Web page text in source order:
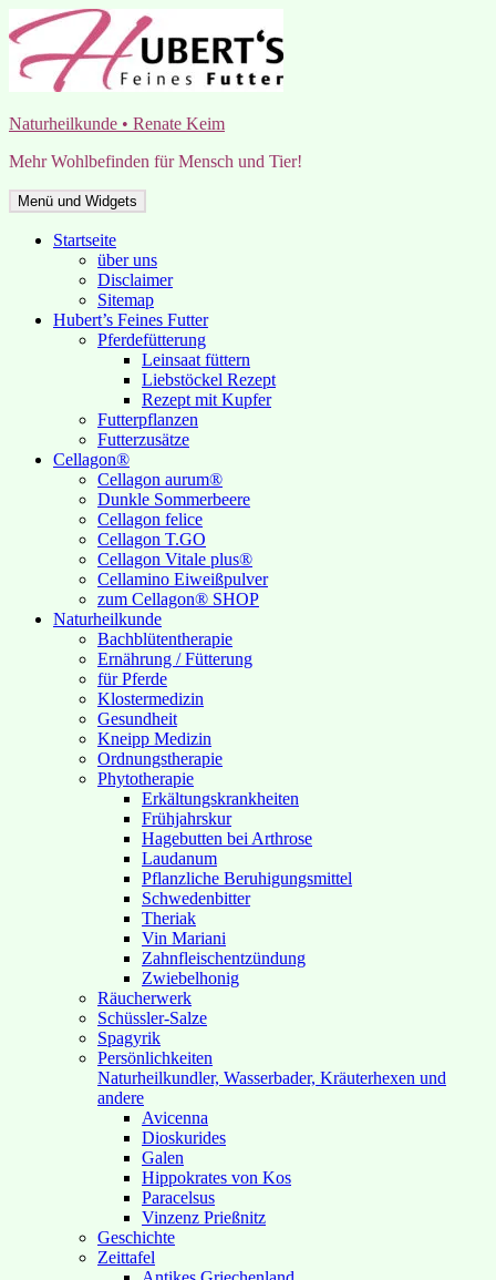
Zum
Inhalt
springen
Naturheilkunde • Renate Keim
Mehr Wohlbefinden für Mensch und Tier!
Menü und Widgets
Startseite
über uns
Disclaimer
Sitemap
Hubert’s Feines Futter
Pferdefütterung
Leinsaat füttern
Liebstöckel Rezept
Rezept mit Kupfer
Futterpflanzen
Futterzusätze
Cellagon®
Cellagon aurum®
Dunkle Sommerbeere
Cellagon felice
Cellagon T.GO
Cellagon Vitale plus®
Cellamino Eiweißpulver
zum Cellagon® SHOP
Naturheilkunde
Bachblütentherapie
Ernährung / Fütterung
für Pferde
Klostermedizin
Gesundheit
Kneipp Medizin
Ordnungstherapie
Phytotherapie
Erkältungskrankheiten
Frühjahrskur
Hagebutten bei Arthrose
Laudanum
Pflanzliche Beruhigungsmittel
Schwedenbitter
Theriak
Vin Mariani
Zahnfleischentzündung
Zwiebelhonig
Räucherwerk
Schüssler-Salze
Spagyrik
Persönlichkeiten
Naturheilkundler, Wasserbader, Kräuterhexen und
andere
Avicenna
Dioskurides
Galen
Hippokrates von Kos
Paracelsus
Vinzenz Prießnitz
Geschichte
Zeittafel